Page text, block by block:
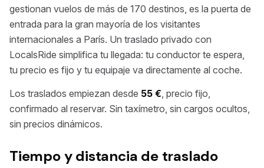
gestionan vuelos de más de 170 destinos, es la puerta de
entrada para la gran mayoría de los visitantes
internacionales a París. Un traslado privado con
LocalsRide simplifica tu llegada: tu conductor te espera,
tu precio es fijo y tu equipaje va directamente al coche.
Los traslados empiezan desde 55 €, precio fijo,
confirmado al reservar. Sin taxímetro, sin cargos ocultos,
sin precios dinámicos.
Tiempo y distancia de traslado